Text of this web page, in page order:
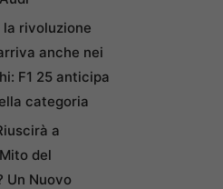
la rivoluzione
anche nei
F1 25 anticipa
categoria
a
del
Un Nuovo